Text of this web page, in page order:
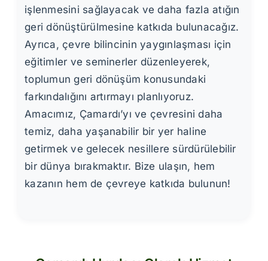
işlenmesini sağlayacak ve daha fazla atığın
geri dönüştürülmesine katkıda bulunacağız.
Ayrıca, çevre bilincinin yaygınlaşması için
eğitimler ve seminerler düzenleyerek,
toplumun geri dönüşüm konusundaki
farkındalığını artırmayı planlıyoruz.
Amacımız, Çamardı’yı ve çevresini daha
temiz, daha yaşanabilir bir yer haline
getirmek ve gelecek nesillere sürdürülebilir
bir dünya bırakmaktır. Bize ulaşın, hem
kazanın hem de çevreye katkıda bulunun!